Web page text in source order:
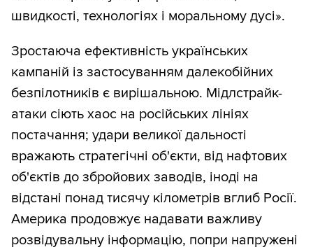
швидкості, технологіях і моральному дусі».
Зростаюча ефективність українських
кампаній із застосуванням далекобійних
безпілотників є вирішальною. Мідлстрайк-
атаки сіють хаос на російських лініях
постачання; удари великої дальності
вражають стратегічні об'єкти, від нафтових
об'єктів до збройових заводів, іноді на
відстані понад тисячу кілометрів вглиб Росії.
Америка продовжує надавати важливу
розвідувальну інформацію, попри напружені